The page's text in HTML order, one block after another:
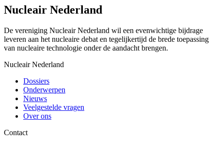
Nucleair Nederland
De vereniging Nucleair Nederland wil een evenwichtige bijdrage
leveren aan het nucleaire debat en tegelijkertijd de brede toepassing
van nucleaire technologie onder de aandacht brengen.
Nucleair Nederland
Dossiers
Onderwerpen
Nieuws
Veelgestelde vragen
Over ons
Contact